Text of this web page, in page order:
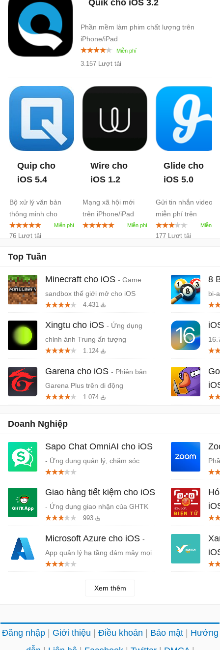
Quik cho iOS 3.2
Phần mềm làm phim chất lượng trên
iPhone/iPad
3.157 Lượt tải
Quip cho
iOS 5.4
Bộ xử lý văn bản
thông minh cho
iPhone/iPad
76 Lượt tải
Wire cho
iOS 1.2
Mạng xã hội mới
trên iPhone/iPad
Glide cho
iOS 5.0
Gửi tin nhắn video
miễn phí trên
iPhone/iPad
177 Lượt tải
Top Tuần
Minecraft cho iOS - Game
sandbox thế giới mở cho iOS
4.431
Xingtu cho iOS - Ứng dụng
chỉnh ảnh Trung ấn tượng
1.124
Garena cho iOS - Phiên bản
Garena Plus trên di động
1.074
8
bi-
Doanh Nghiệp
Sapo Chat OmniAI cho iOS
- Ứng dụng quản lý, chăm sóc
khách hàng đa kênh
Giao hàng tiết kiệm cho iOS
- Ứng dụng giao nhận của GHTK
993
Microsoft Azure cho iOS -
App quản lý hạ tầng đám mây mọi
lúc, mọi nơi
Xem thêm
Đăng nhập Giới thiệu Điều khoản Bảo mật
Hướng